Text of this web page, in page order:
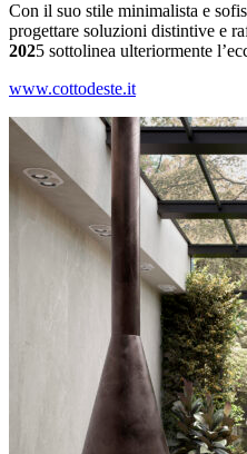
Con il suo stile minimalista e
progettare soluzioni distintive e
2025 sottolinea ulteriormente
www.cottodeste.it